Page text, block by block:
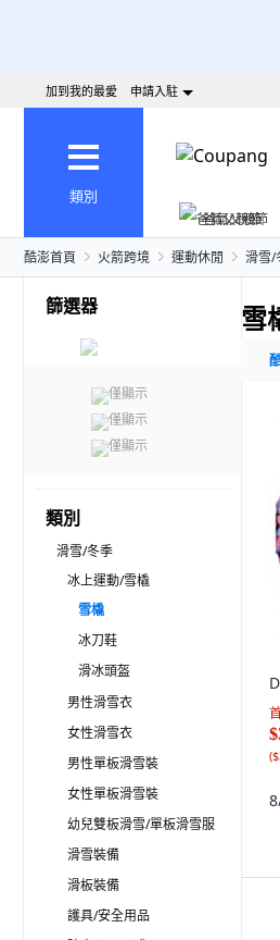
加到我的最愛 申請入駐
類別
爸氣父親節
酷澎首頁 火箭跨境 運動休閒 滑雪/
篩選器
僅顯示
僅顯示
僅顯示
類別
滑雪/冬季
冰上運動/雪橇
雪橇
冰刀鞋
滑冰頭盔
男性滑雪衣
女性滑雪衣
男性單板滑雪裝
女性單板滑雪裝
幼兒雙板滑雪/單板滑雪服
滑雪裝備
滑板裝備
護具/安全用品
雪
(